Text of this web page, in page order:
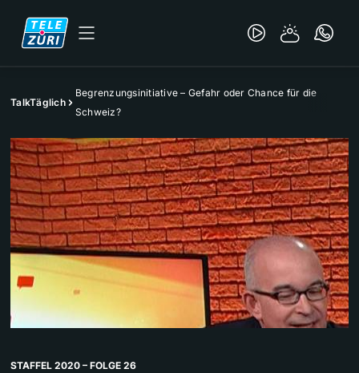
TalkTäglich
Begrenzungsinitiative – Gefahr oder Chance für die
Schweiz?
STAFFEL 2020 – FOLGE 26